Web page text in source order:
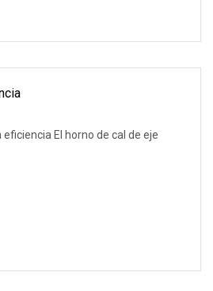
El horno de cal de eje